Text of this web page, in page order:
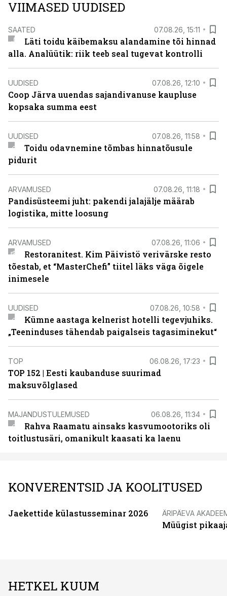
VIIMASED UUDISED
SAATED 07.08.26, 15:11
Läti toidu käibemaksu alandamine tõi hinnad
alla. Analüütik: riik teeb seal tugevat kontrolli
UUDISED 07.08.26, 12:10
Coop Järva uuendas sajandivanuse kaupluse
kopsaka summa eest
UUDISED 07.08.26, 11:58
Toidu odavnemine tõmbas hinnatõusule
pidurit
ARVAMUSED 07.08.26, 11:18
Pandisüsteemi juht: pakendi jalajälje määrab
logistika, mitte loosung
ARVAMUSED 07.08.26, 11:06
Restoranitest. Kim Päivistö verivärske resto
tõestab, et “MasterChefi” tiitel läks väga õigele
inimesele
UUDISED 07.08.26, 10:58
Kümne aastaga kelnerist hotelli tegevjuhiks.
„Teeninduses tähendab paigalseis tagasiminekut“
TOP 06.08.26, 17:23
TOP 152 | Eesti kaubanduse suurimad
maksuvõlglased
MAJANDUSTULEMUSED 06.08.26, 11:34
Rahva Raamatu ainsaks kasvumootoriks oli
toitlustusäri, omanikult kaasati ka laenu
KONVERENTSID JA KOOLITUSED
Jaekettide külastusseminar 2026 ÄRIPÄEVA
Müügist
HETKEL KUUM